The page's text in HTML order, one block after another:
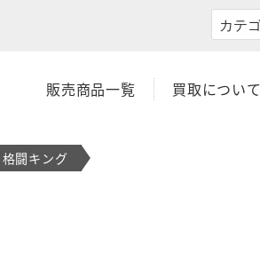
】スーパー渡のやりくりターボ！
販売商品一覧 買取について
闘キング